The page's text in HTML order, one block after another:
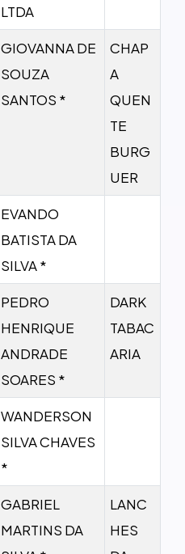
LTDA
GIOVANNA DE
SOUZA
SANTOS *
CHAP
A
QUEN
TE
BURG
UER
EVANDO
BATISTA DA
SILVA *
PEDRO
HENRIQUE
ANDRADE
SOARES *
DARK
TABAC
ARIA
WANDERSON
SILVA CHAVES
*
GABRIEL
MARTINS DA
LANC
HES